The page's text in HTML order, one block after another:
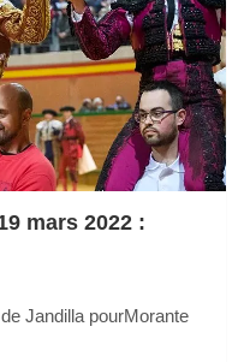
mars 2022 :
Jandilla pourMorante